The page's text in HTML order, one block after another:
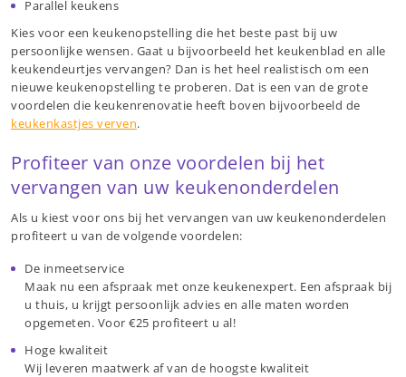
Parallel keukens
Kies voor een keukenopstelling die het beste past bij uw
persoonlijke wensen. Gaat u bijvoorbeeld het keukenblad en alle
keukendeurtjes vervangen? Dan is het heel realistisch om een
nieuwe keukenopstelling te proberen. Dat is een van de grote
voordelen die keukenrenovatie heeft boven bijvoorbeeld de
keukenkastjes verven.
Profiteer van onze voordelen bij het
vervangen van uw keukenonderdelen
Als u kiest voor ons bij het vervangen van uw keukenonderdelen
profiteert u van de volgende voordelen:
De inmeetservice
Maak nu een afspraak met onze keukenexpert. Een afspraak bij
u thuis, u krijgt persoonlijk advies en alle maten worden
opgemeten. Voor €25 profiteert u al!
Hoge kwaliteit
Wij leveren maatwerk af van de hoogste kwaliteit